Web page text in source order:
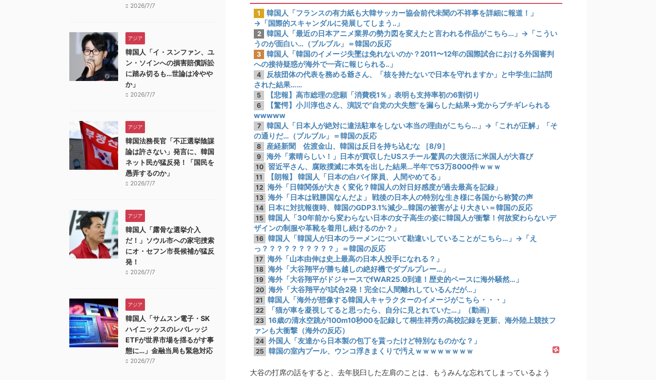
1
韓国人「フランスの有力紙も大韓サッカー協会前代未聞の不祥事を詳細に報道！」
→「国際的スキャンダルに発展してしまう‥」
2
韓国人「最近の日本アニメ業界の勢力図を変えたと言われる作品がこちら…」→「こうい
うのが面白い…（ブルブル」＝韓国の反応
3
韓国人「韓国のイメージ失墜は免れないのか？2011〜12年の国際試合における外国審判
への接待疑惑が海外で一斉に報じられる‥」
4
反核団体の代表を務める爺さん、「核を持たないで日本を守れますか」と中学生に詰問
された結果……
5 【悲報】高市総理の悲願「消費税1％」表明も支持率初の6割切り
6
【驚愕】小川淳也さん、演説で“自党の大失態”を漏らした結果→党からブチギレられる
wwwww
7
韓国人「日本人が絶対に違法駐車をしない本当の理由がこちら…」→「これが正解」「そ
の通りだ…（ブルブル」＝韓国の反応
8 産経新聞 佐渡金山、韓国は反日を持ち込むな ［8/9］
9 海外「素晴らしい！」日本が買収したUSスチール驚異の大復活に米国人が大喜び
10 習近平さん、腐敗撲滅に本気を出した結果…半年で53万8000件ｗｗｗ
11 【朗報】 韓国人「日本の白バイ隊員、人間やめてる」
12 海外「日韓関係が大きく変化？韓国人の対日好感度が過去最高を記録」
13 海外「日本は戦勝国なんだよ」 戦後の日本人の特別な生き様に各国から称賛の声
14 日本に対抗報復時、韓国のGDP3.1%減少…韓国の被害がより大きい＝韓国の反応
15
韓国人「30年前から変わらない日本の女子高生の姿に韓国人が衝撃！何故変わらないデ
ザインの制服や革靴を着用し続けるのか？」
16
韓国人「韓国人が日本のラーメンについて勘違いしていることがこちら…」→「え
っ？？？？？？？？？？」＝韓国の反応
17 海外「山本由伸は史上最高の日本人投手になれる？」
18 海外「大谷翔平が勝ち越しの絶好機でダブルプレー…」
19 海外「大谷翔平がドジャースでfWAR25.0到達！歴史的ペースに海外騒然…」
20 海外「大谷翔平が1試合2発！完全に人間離れしているんだが…」
21 韓国人「海外が想像する韓国人キャラクターのイメージがこちら・・・」
22 「猫が車を凝視してると思ったら、自分に見とれていた…」（動画）
23
16歳の清水空跳が100m10秒00を記録して桐生祥秀の高校記録を更新、海外陸上競技フ
ァンも大衝撃（海外の反応）
24 外国人「友達から日本製の包丁を貰ったけど特別なものかな？」
25 韓国の室内プール、ウンコ浮きまくりで汚えｗｗｗｗｗｗｗｗ
大谷の打席の話をすると、去年脱臼した左肩のことは、もうみんな忘れてしまっているよう
2026/7/7
アジア
韓国人「イ・スンファン、ユ
ン・ソインへの損害賠償訴訟
に踏み切るも…世論は冷やや
か」
2026/7/7
アジア
韓国法務長官「不正選挙陰謀
論は許さない」発言に、韓国
ネット民が猛反発！「国民を
愚弄するのか」
2026/7/7
アジア
韓国人「露骨な選挙介入
だ！」ソウル市への家宅捜索
にオ・セフン市長候補が猛反
発！
2026/7/7
アジア
韓国人「サムスン電子・SK
ハイニックスのレバレッジ
ETFが世界市場を揺るがす事
態に…」金融当局も緊急対応
2026/7/7